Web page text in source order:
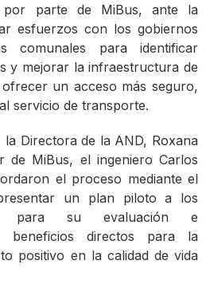
por parte de MiBus, ante la
esfuerzos con los gobiernos
comunales para identificar
y mejorar la infraestructura de
un acceso más seguro,
servicio de transporte.
Directora de la AND, Roxana
de MiBus, el ingeniero Carlos
el proceso mediante el
un plan piloto a los
para su evaluación e
beneficios directos para la
positivo en la calidad de vida